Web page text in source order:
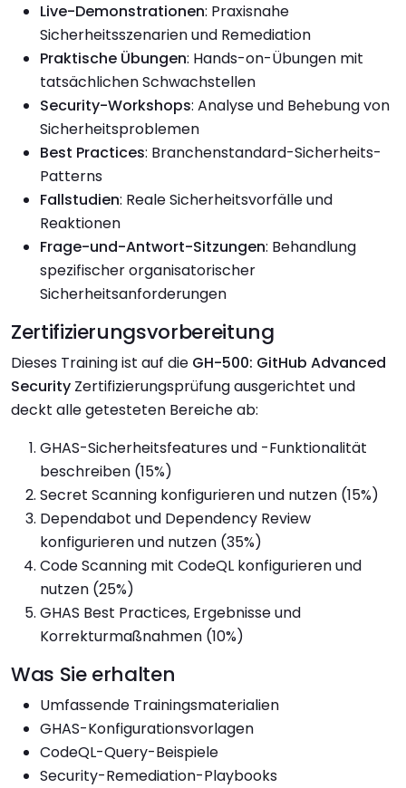
Live-Demonstrationen: Praxisnahe
Sicherheitsszenarien und Remediation
Praktische Übungen: Hands-on-Übungen mit
tatsächlichen Schwachstellen
Security-Workshops: Analyse und Behebung von
Sicherheitsproblemen
Best Practices: Branchenstandard-Sicherheits-
Patterns
Fallstudien: Reale Sicherheitsvorfälle und
Reaktionen
Frage-und-Antwort-Sitzungen: Behandlung
spezifischer organisatorischer
Sicherheitsanforderungen
Zertifizierungsvorbereitung
Dieses Training ist auf die GH-500: GitHub Advanced
Security Zertifizierungsprüfung ausgerichtet und
deckt alle getesteten Bereiche ab:
GHAS-Sicherheitsfeatures und -Funktionalität
beschreiben (15%)
Secret Scanning konfigurieren und nutzen (15%)
Dependabot und Dependency Review
konfigurieren und nutzen (35%)
Code Scanning mit CodeQL konfigurieren und
nutzen (25%)
GHAS Best Practices, Ergebnisse und
Korrekturmaßnahmen (10%)
Was Sie erhalten
Umfassende Trainingsmaterialien
GHAS-Konfigurationsvorlagen
CodeQL-Query-Beispiele
Security-Remediation-Playbooks